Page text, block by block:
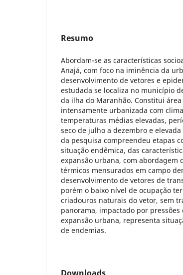
Resumo
Abordam-se as características
Anajá, com foco na iminência da
desenvolvimento de vetores e
estudada se localiza no município
da ilha do Maranhão. Constitui
intensamente urbanizada com
temperaturas médias elevadas,
seco de julho a dezembro e
da pesquisa compreendeu etapas
situação endêmica, das
expansão urbana, com abordagem
térmicos mensurados em campo
desenvolvimento de vetores de
porém o baixo nível de ocupação
criadouros naturais do vetor, sem
panorama, impactado por
expansão urbana, representa
de endemias.